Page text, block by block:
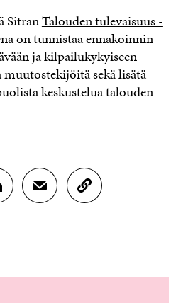
SitranTalouden tulevaisuus -
on tunnistaa ennakoinnin
ja kilpailukykyiseen
sekä lisätä
keskustelua talouden
J
A
Ö
K
O
R